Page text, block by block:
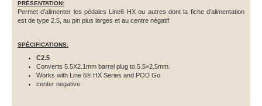
PRÉSENTATION:
Permet d’alimenter les pédales Line6 HX ou autres dont la fiche d’alimentation
est de type 2.5, au pin plus larges et au centre négatif.
SPÉCIFICATIONS:
C2.5
Converts 5.5X2.1mm barrel plug to 5.5×2.5mm.
Works with Line 6® HX Series and POD Go
center negative